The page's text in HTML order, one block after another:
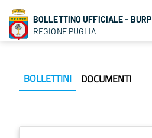
BOLLETTINO UFFICIALE - BURP
REGIONE PUGLIA
BOLLETTINI DOCUMENTI